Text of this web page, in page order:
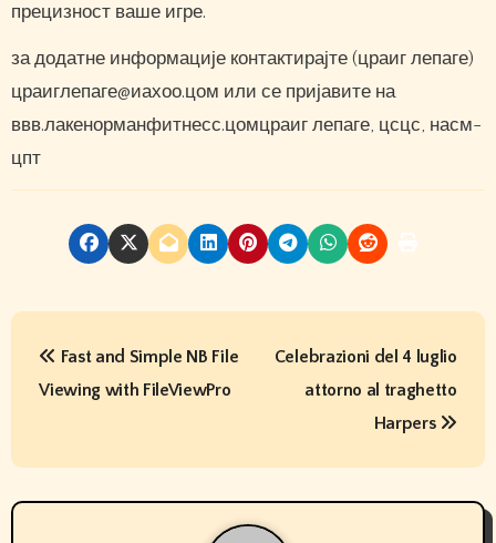
прецизност ваше игре.
за додатне информације контактирајте (цраиг лепаге)
цраиглепаге@иахоо.цом или се пријавите на
ввв.лакенорманфитнесс.цомцраиг лепаге, цсцс, насм-
цпт
P
t
n
Fast and Simple NB File
Viewing with FileViewPro
Celebrazioni del 4 luglio
attorno al traghetto
Harpers